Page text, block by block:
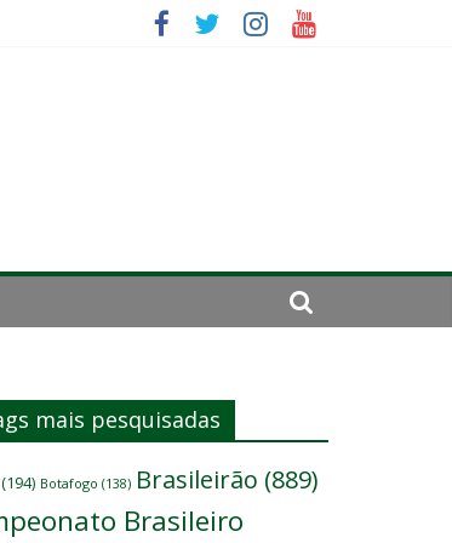
mais pesquisadas
(194) Botafogo (138) Brasileirão (889)
Brasileiro